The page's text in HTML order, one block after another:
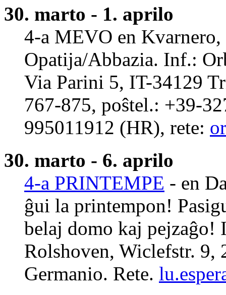
30. marto - 1. aprilo
4-a MEVO en
Opatija/Abbazia. Inf.:
Via Parini 5, IT-34129
767-875, poŝtel.: +39-
995011912 (HR), rete:
30. marto - 6. aprilo
4-a PRINTEMPE - en
ĝui la printempon!
belaj domo kaj pejzaĝo!
Rolshoven, Wiclefstr. 9,
Germanio. Rete.